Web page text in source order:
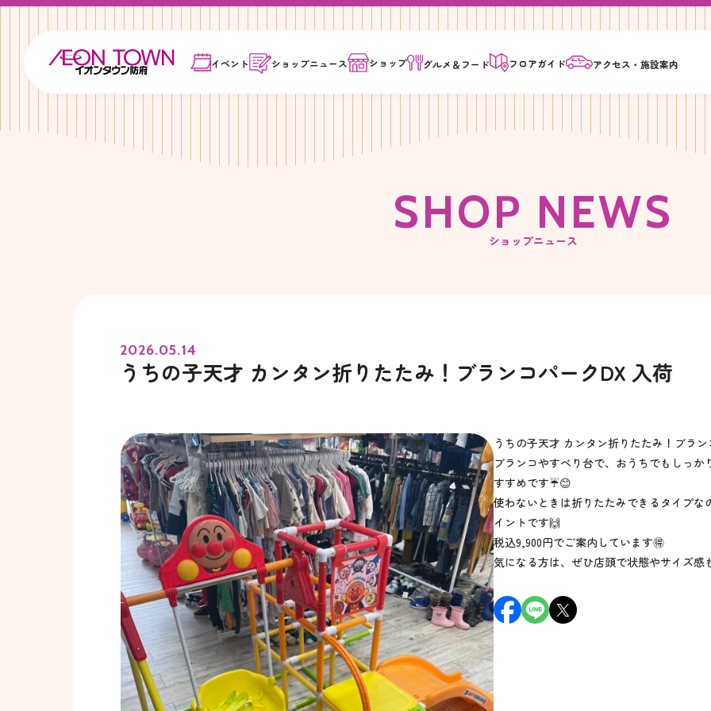
イベント ショップニュース ショップ グルメ＆ フード フロアガイド アクセス・施設案内
SHOP NEWS
ショップニュース
2026.05.14
うちの子天才 カンタン折りたたみ！ブランコパークDX 入荷
うちの子天才 カンタン折りたたみ！ブラ
ブランコやすべり台で、おうちでもしっ
すすめです☔️😊
使わないときは折りたたみできるタイプ
イントです🙌
税込9,900円でご案内しています🉐
気になる方は、ぜひ店頭で状態やサイズ